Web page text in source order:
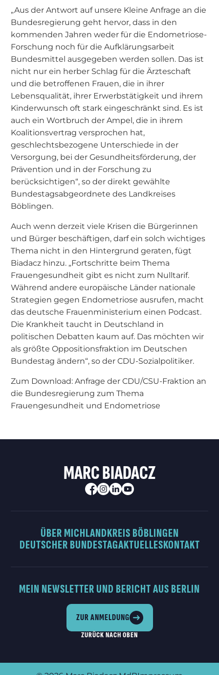
„Aus der Antwort auf unsere Kleine Anfrage an die
Bundesregierung geht hervor, dass in den
kommenden Jahren weder für die Endometriose-
Forschung noch für die Aufklärungsarbeit
Bundesmittel ausgegeben werden sollen. Das ist
nicht nur ein herber Schlag für die Ärzteschaft
und die betroffenen Frauen, die in ihrer
Lebensqualität, ihrer Erwerbstätigkeit und ihrem
Kinderwunsch oft stark eingeschränkt sind. Es ist
auch ein Wortbruch der Ampel, die in ihrem
Koalitionsvertrag versprochen hat,
geschlechtsbezogene Unterschiede in der
Versorgung, bei der Gesundheitsförderung, der
Prävention und in der Forschung zu
berücksichtigen“, so der direkt gewählte
Bundestagsabgeordnete des Landkreises
Böblingen.
Auch wenn derzeit viele Krisen die Bürgerinnen
und Bürger beschäftigen, darf ein solch wichtiges
Thema nicht in den Hintergrund geraten, fügt
Biadacz hinzu. „Fortschritte beim Thema
Frauengesundheit gibt es nicht zum Nulltarif.
Während andere europäische Länder nationale
Strategien gegen Endometriose ausrufen, macht
das deutsche Frauenministerium einen Podcast.
Die Krankheit taucht in Deutschland in
politischen Debatten kaum auf. Das möchten wir
als größte Oppositionsfraktion im Deutschen
Bundestag ändern“, so der CDU-Sozialpolitiker.
Zum Download: Anfrage der CDU/CSU-Fraktion an
die Bundesregierung zum Thema
Frauengesundheit und Endometriose
MARC BIADACZ
ÜBER MICHLANDKREIS BÖBLINGEN
DEUTSCHER BUNDESTAGAKTUELLESKONTAKT
MEIN NEWSLETTER UND BERICHT AUS BERLIN
ZUR ANMELDUNG
ZURÜCK NACH OBEN